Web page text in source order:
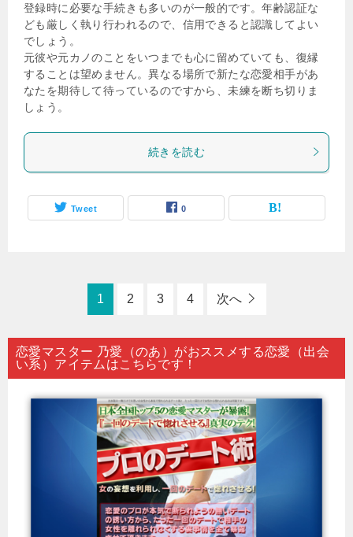
登録時に必要な手続きも多いのが一般的です。年齢認証な
ども厳しく執り行われるので、信用できると認識してよい
でしょう。
元彼や元カノのことをいつまでも心に留めていても、復縁
することは望めません。異なる場所で新たな恋愛相手があ
なたを期待して待っているのですから、未練を断ち切りま
しょう。
続きを読む
Tweet 0
1 2 3 4 次へ
恋愛マスター 乃愛（のあ）がおススメする恋愛（出会
い系）アイテムはこちらです！